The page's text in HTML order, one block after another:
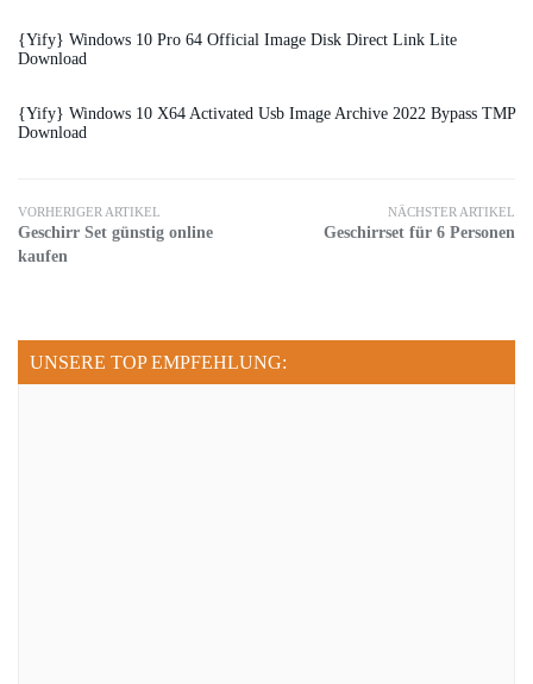
{Yify} Windows 10 Pro 64 Official Image Disk Direct Link Lite
Download
{Yify} Windows 10 X64 Activated Usb Image Archive 2022 Bypass TMP
Download
VORHERIGER ARTIKEL
Geschirr Set günstig online
kaufen
NÄCHSTER ARTIKEL
Geschirrset für 6 Personen
UNSERE TOP EMPFEHLUNG: